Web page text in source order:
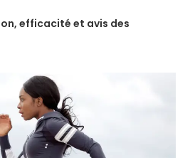
efficacité et avis des